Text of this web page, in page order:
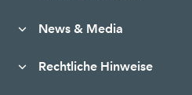
News & Media
Rechtliche Hinweise